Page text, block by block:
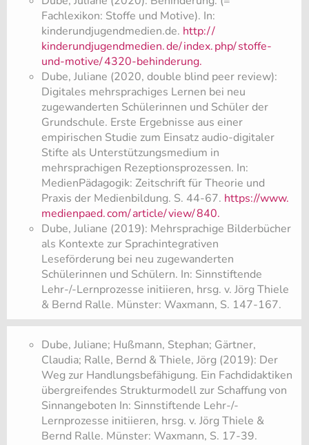
Fachlexikon: Stoffe und Motive). In:
kinderundjugendmedien.de. http://
kinderundjugendmedien.de/index.php/stoffe-
und-motive/4320-behinderung.
Dube, Juliane (2020, double blind peer review):
Digitales mehrsprachiges Lernen bei neu
zugewanderten Schülerinnen und Schüler der
Grundschule. Erste Ergebnisse aus einer
empirischen Studie zum Einsatz audio-digitaler
Stifte als Unterstützungsmedium in
mehrsprachigen Rezeptionsprozessen. In:
MedienPädagogik: Zeitschrift für Theorie und
Praxis der Medienbildung. S. 44-67. https://www.
medienpaed.com/article/view/840.
Dube, Juliane (2019): Mehrsprachige Bilderbücher
als Kontexte zur Sprachintegrativen
Leseförderung bei neu zugewanderten
Schülerinnen und Schülern. In: Sinnstiftende
Lehr-/-Lernprozesse initiieren, hrsg. v. Jörg Thiele
& Bernd Ralle. Münster: Waxmann, S. 147-167.
Dube, Juliane; Hußmann, Stephan; Gärtner,
Claudia; Ralle, Bernd & Thiele, Jörg (2019): Der
Weg zur Handlungsbefähigung. Ein Fachdidaktiken
übergreifendes Strukturmodell zur Schaffung von
Sinnangeboten In: Sinnstiftende Lehr-/-
Lernprozesse initiieren, hrsg. v. Jörg Thiele &
Bernd Ralle. Münster: Waxmann, S. 17-39.